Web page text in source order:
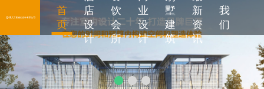
首
页
店
设
计
饮
会
所
业
设
计
墅
建
筑
新
资
讯
我
们